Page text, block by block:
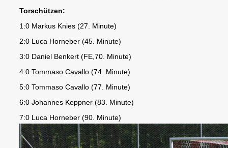
Torschützen:
1:0 Markus Knies (27. Minute)
2:0 Luca Horneber (45. Minute)
3:0 Daniel Benkert (FE,70. Minute)
4:0 Tommaso Cavallo (74. Minute)
5:0 Tommaso Cavallo (77. Minute)
6:0 Johannes Keppner (83. Minute)
7:0 Luca Horneber (90. Minute)